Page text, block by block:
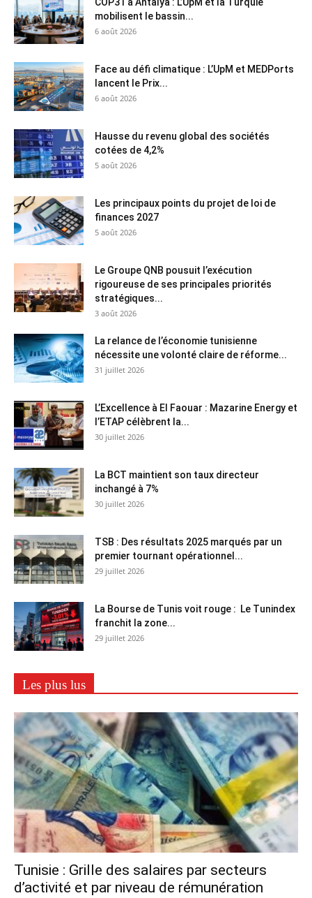
mobilisent le bassin...
6 août 2026
Face au défi climatique : L’UpM et MEDPorts
lancent le Prix...
6 août 2026
Hausse du revenu global des sociétés
cotées de 4,2%
5 août 2026
Les principaux points du projet de loi de
finances 2027
5 août 2026
Le Groupe QNB pousuit l’exécution
rigoureuse de ses principales priorités
stratégiques...
3 août 2026
La relance de l’économie tunisienne
nécessite une volonté claire de réforme...
31 juillet 2026
L’Excellence à El Faouar : Mazarine Energy et
l’ETAP célèbrent la...
30 juillet 2026
La BCT maintient son taux directeur
inchangé à 7%
30 juillet 2026
TSB : Des résultats 2025 marqués par un
premier tournant opérationnel...
29 juillet 2026
La Bourse de Tunis voit rouge : Le Tunindex
franchit la zone...
29 juillet 2026
Les plus lus
Tunisie : Grille des salaires par secteurs
d’activité et par niveau de rémunération